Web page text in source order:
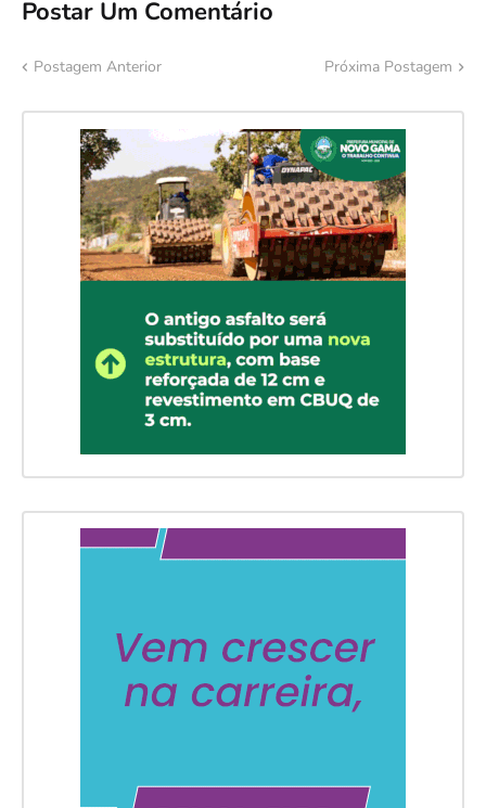
Postar Um Comentário
Postagem Anterior Próxima Postagem